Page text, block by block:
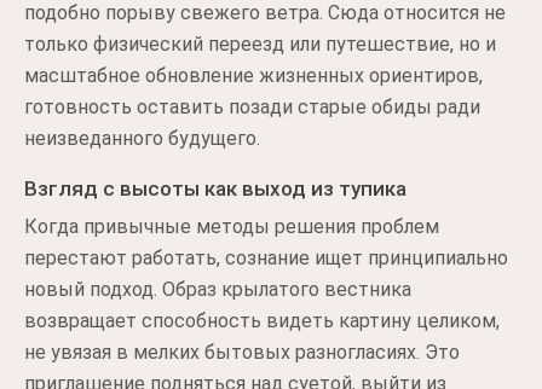
подобно порыву свежего ветра. Сюда относится не
только физический переезд или путешествие, но и
масштабное обновление жизненных ориентиров,
готовность оставить позади старые обиды ради
неизведанного будущего.
Взгляд с высоты как выход из тупика
Когда привычные методы решения проблем
перестают работать, сознание ищет принципиально
новый подход. Образ крылатого вестника
возвращает способность видеть картину целиком,
не увязая в мелких бытовых разногласиях. Это
приглашение подняться над суетой, выйти из